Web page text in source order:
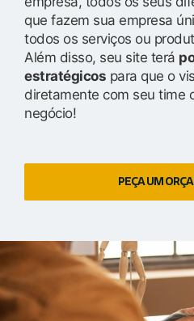
que fazem sua empresa
todos os serviços ou
Além disso, seu site terá
estratégicos para que o
diretamente com seu time
negócio!
PEÇA UM